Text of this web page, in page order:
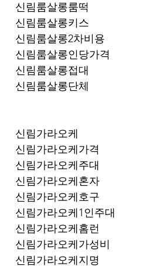
신림룸살롱룸떡
신림룸살롱키스
신림룸살롱2차비용
신림룸살롱인당가격
신림룸살롱접대
신림룸살롱단체
신림가라오케
신림가라오케가격
신림가라오케주대
신림가라오케혼자
신림가라오케호구
신림가라오케1인주대
신림가라오케홈런
신림가라오케가성비
신림가라오케지명